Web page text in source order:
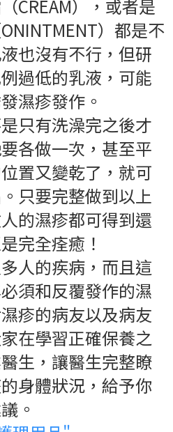
CREAM），或者是
）都是不
也沒有不行，但研
過低的乳液，可能
濕疹發作。
只有洗澡完之後才
各做一次，甚至平
置又變乾了，就可
只要完整做到以上
的濕疹都可得到還
完全痊癒！
人的疾病，而且這
須和反覆發作的濕
疹的病友以及病友
在學習正確保養之
生，讓醫生完整瞭
身體狀況，給予你
。